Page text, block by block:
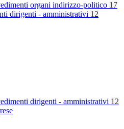
organi indirizzo-politico 17
dirigenti - amministrativi 12
dirigenti - amministrativi 12